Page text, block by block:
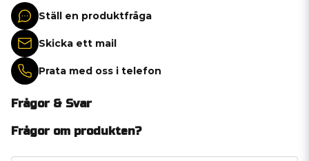
Ställ en produktfråga
Skicka ett mail
Prata med oss i telefon
Frågor & Svar
Frågor om produkten?